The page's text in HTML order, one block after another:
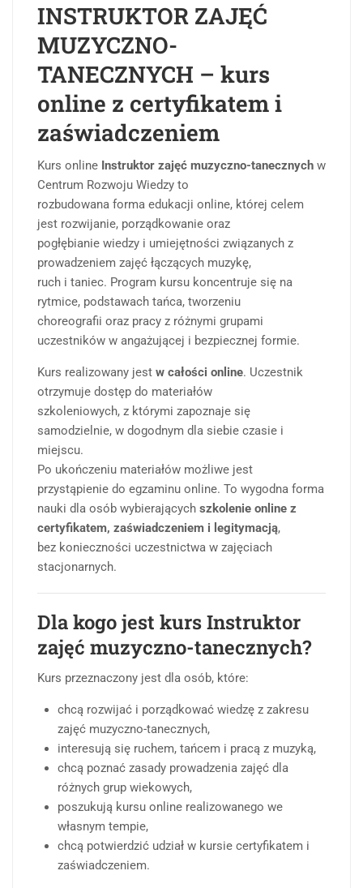
INSTRUKTOR ZAJĘĆ
MUZYCZNO-
TANECZNYCH – kurs
online z certyfikatem i
zaświadczeniem
Kurs online Instruktor zajęć muzyczno-tanecznych w
Centrum Rozwoju Wiedzy to
rozbudowana forma edukacji online, której celem
jest rozwijanie, porządkowanie oraz
pogłębianie wiedzy i umiejętności związanych z
prowadzeniem zajęć łączących muzykę,
ruch i taniec. Program kursu koncentruje się na
rytmice, podstawach tańca, tworzeniu
choreografii oraz pracy z różnymi grupami
uczestników w angażującej i bezpiecznej formie.
Kurs realizowany jest w całości online. Uczestnik
otrzymuje dostęp do materiałów
szkoleniowych, z którymi zapoznaje się
samodzielnie, w dogodnym dla siebie czasie i
miejscu.
Po ukończeniu materiałów możliwe jest
przystąpienie do egzaminu online. To wygodna forma
nauki dla osób wybierających szkolenie online z
certyfikatem, zaświadczeniem i legitymacją,
bez konieczności uczestnictwa w zajęciach
stacjonarnych.
Dla kogo jest kurs Instruktor
zajęć muzyczno-tanecznych?
Kurs przeznaczony jest dla osób, które:
chcą rozwijać i porządkować wiedzę z zakresu
zajęć muzyczno-tanecznych,
interesują się ruchem, tańcem i pracą z muzyką,
chcą poznać zasady prowadzenia zajęć dla
różnych grup wiekowych,
poszukują kursu online realizowanego we
własnym tempie,
chcą potwierdzić udział w kursie certyfikatem i
zaświadczeniem.